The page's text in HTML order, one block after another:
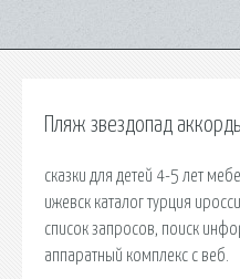
Пляж звездопад
сказки для детей 4-5 лет
ижевск каталог турция
список запросов, поиск
аппаратный комплекс с веб.